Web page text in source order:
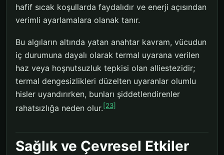
hafif sıcak koşullarda faydalıdır ve enerji açısından
verimli ayarlamalara olanak tanır.
Bu algıların altında yatan anahtar kavram, vücudun
iç durumuna dayalı olarak termal uyarana verilen
haz veya hoşnutsuzluk tepkisi olan alliestezidir;
termal dengesizlikleri düzelten uyaranlar olumlu
hisler uyandırırken, bunları şiddetlendirenler
rahatsızlığa neden olur.[23]
Sağlık ve Çevresel Etkiler